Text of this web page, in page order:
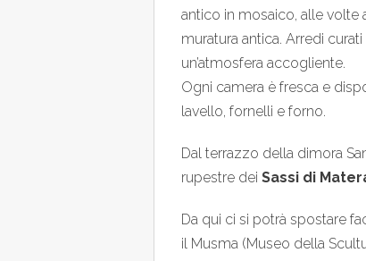
antico in mosaico, alle volte
muratura antica. Arredi
un’atmosfera accogliente.
Ogni camera è fresca e
lavello, fornelli e forno.
Dal terrazzo della dimora
rupestre dei Sassi di
Da qui ci si potrà spostare
il Musma (Museo della